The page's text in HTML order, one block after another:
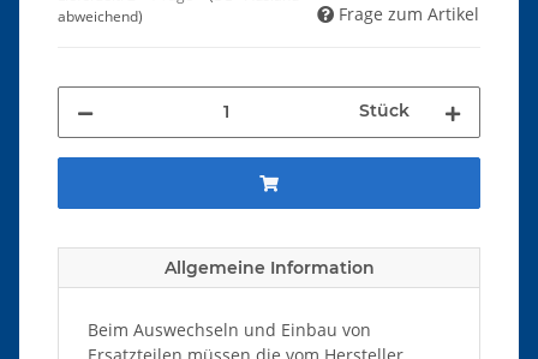
abweichend)
Frage zum Artikel
Stück
Allgemeine Information
Beim Auswechseln und Einbau von